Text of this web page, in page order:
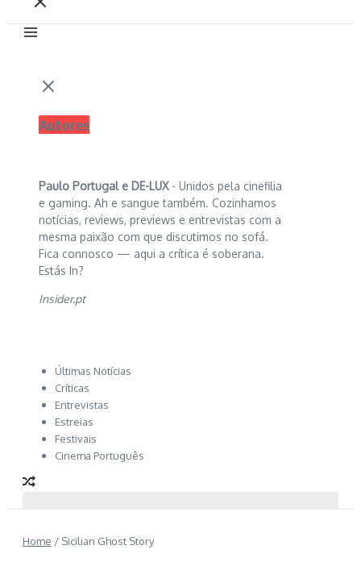
Autores
Paulo Portugal e DE-LUX - Unidos pela cinefilia
e gaming. Ah e sangue também. Cozinhamos
notícias, reviews, previews e entrevistas com a
mesma paixão com que discutimos no sofá.
Fica connosco — aqui a crítica é soberana.
Estás In?
Insider.pt
Últimas Notícias
Críticas
Entrevistas
Estreias
Festivais
Cinema Português
Home / Sicilian Ghost Story